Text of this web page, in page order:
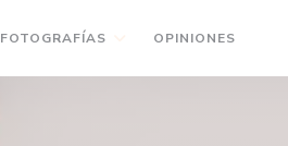
FOTOGRAFÍAS OPINIONES